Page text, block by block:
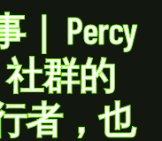
｜ Percy
社群的
者，也